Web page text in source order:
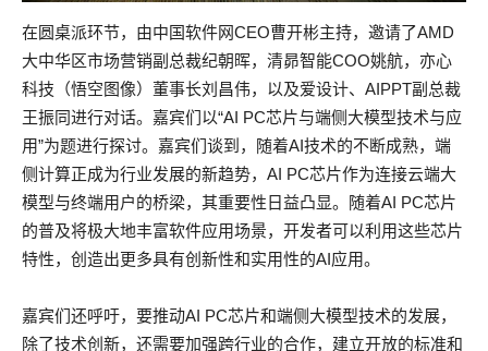
在圆桌派环节，由中国软件网CEO曹开彬主持，邀请了AMD
大中华区市场营销副总裁纪朝晖，清昴智能COO姚航，亦心
科技（悟空图像）董事长刘昌伟，以及爱设计、AIPPT副总裁
王振同进行对话。嘉宾们以“AI PC芯片与端侧大模型技术与应
用”为题进行探讨。嘉宾们谈到，随着AI技术的不断成熟，端
侧计算正成为行业发展的新趋势，AI PC芯片作为连接云端大
模型与终端用户的桥梁，其重要性日益凸显。随着AI PC芯片
的普及将极大地丰富软件应用场景，开发者可以利用这些芯片
特性，创造出更多具有创新性和实用性的AI应用。
嘉宾们还呼吁，要推动AI PC芯片和端侧大模型技术的发展，
除了技术创新，还需要加强跨行业的合作，建立开放的标准和